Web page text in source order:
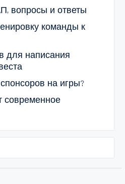
вопросы и ответы
команды к
для написания
на игры?
современное